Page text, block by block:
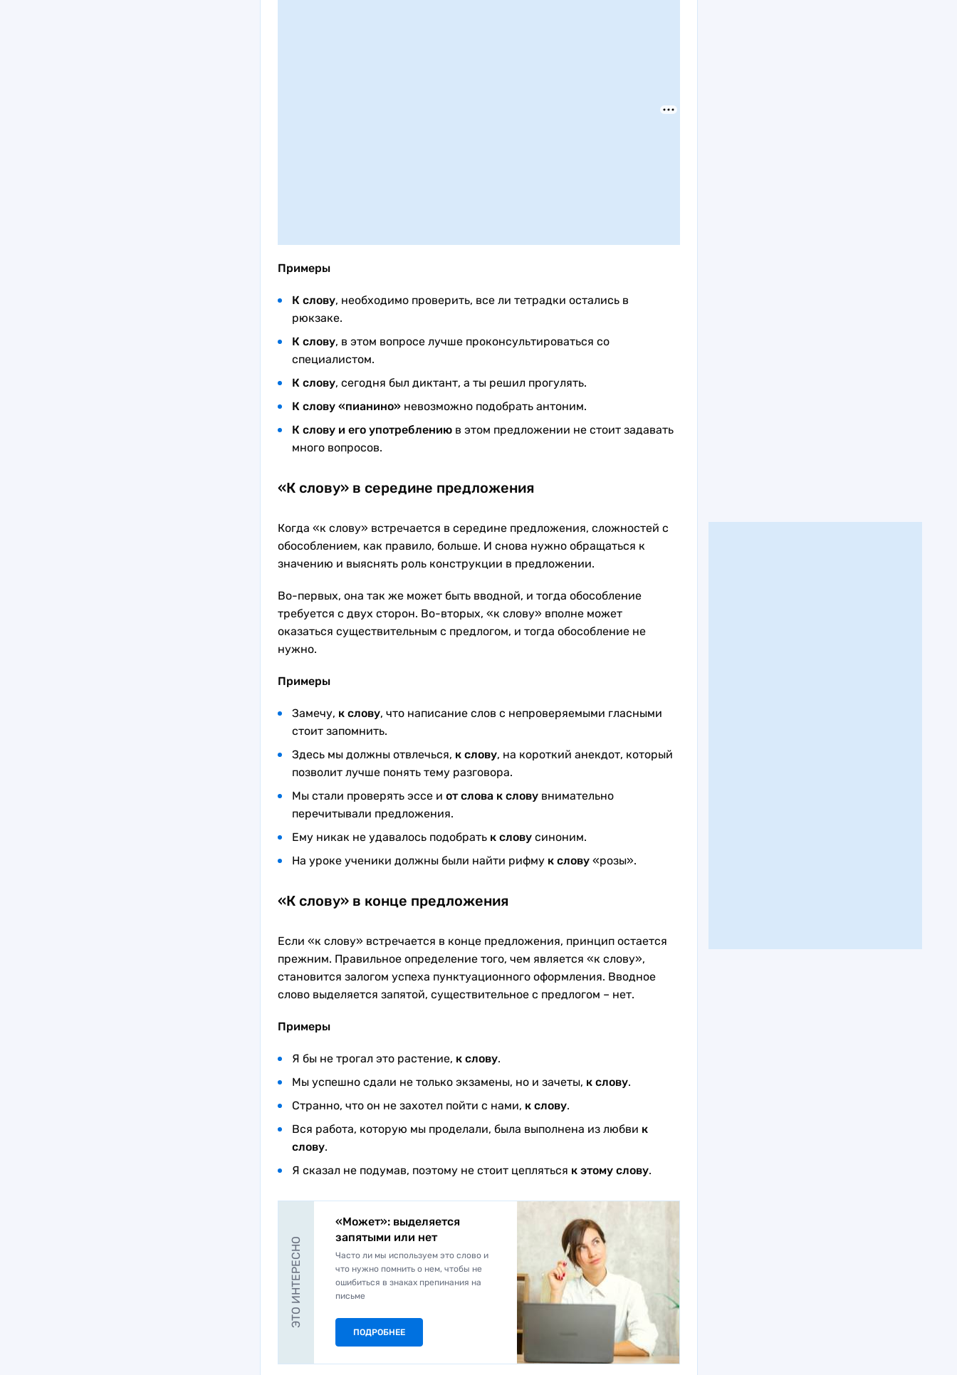
Примеры
К слову, необходимо проверить, все ли тетрадки остались в
рюкзаке.
К слову, в этом вопросе лучше проконсультироваться со
специалистом.
К слову, сегодня был диктант, а ты решил прогулять.
К слову «пианино»невозможно подобрать антоним.
К слову и его употреблениюв этом предложении не стоит задавать
много вопросов.
«К слову» в середине предложения
Когда «к слову» встречается в середине предложения, сложностей с
обособлением, как правило, больше. И снова нужно обращаться к
значению и выяснять роль конструкции в предложении.
Во-первых, она так же может быть вводной, и тогда обособление
требуется с двух сторон. Во-вторых, «к слову» вполне может
оказаться существительным с предлогом, и тогда обособление не
нужно.
Примеры
Замечу, к слову, что написание слов с непроверяемыми гласными
стоит запомнить.
Здесь мы должны отвлечься, к слову, на короткий анекдот, который
позволит лучше понять тему разговора.
Мы стали проверять эссе и от слова к словувнимательно
перечитывали предложения.
Ему никак не удавалось подобрать к словусиноним.
На уроке ученики должны были найти рифму к слову«розы».
«К слову» в конце предложения
Если «к слову» встречается в конце предложения, принцип остается
прежним. Правильное определение того, чем является «к слову»,
становится залогом успеха пунктуационного оформления. Вводное
слово выделяется запятой, существительное с предлогом – нет.
Примеры
Я бы не трогал это растение, к слову.
Мы успешно сдали не только экзамены, но и зачеты, к слову.
Странно, что он не захотел пойти с нами, к слову.
Вся работа, которую мы проделали, была выполнена из любви к
слову.
Я сказал не подумав, поэтому не стоит цепляться к этому слову.
ЭТО ИНТЕРЕСНО
«Может»: выделяется
запятыми или нет
Часто ли мы используем это слово и
что нужно помнить о нем, чтобы не
ошибиться в знаках препинания на
письме
ПОДРОБНЕЕ